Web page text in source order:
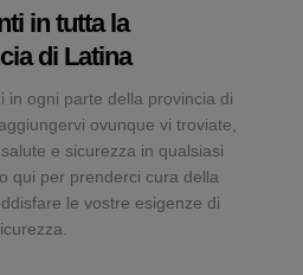
in tutta la
di Latina
in ogni parte della provincia di
ovunque vi troviate,
e sicurezza in qualsiasi
qui per prenderci cura della
le vostre esigenze di